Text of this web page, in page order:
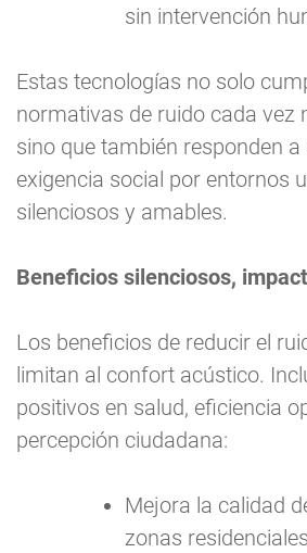
sin intervención
Estas tecnologías no solo
normativas de ruido cada vez
sino que también responden
exigencia social por entornos
silenciosos y amables.
Beneficios silenciosos,
Los beneficios de reducir el
limitan al confort acústico.
positivos en salud, eficiencia
percepción ciudadana:
Mejora la calidad
zonas